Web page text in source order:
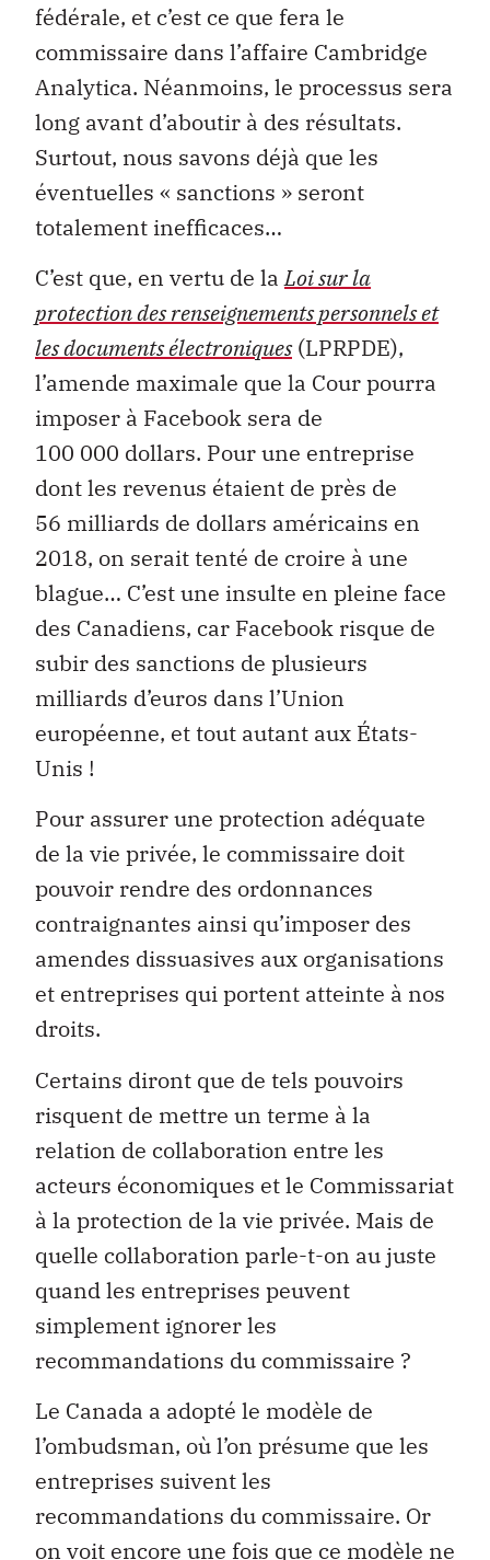
fédérale, et c’est ce que fera le
commissaire dans l’affaire Cambridge
Analytica. Néanmoins, le processus sera
long avant d’aboutir à des résultats.
Surtout, nous savons déjà que les
éventuelles « sanctions » seront
totalement inefficaces…
C’est que, en vertu de laLoi sur la
protection des renseignements personnels et
les documents électroniques(LPRPDE),
l’amende maximale que la Cour pourra
imposer à Facebook sera de
100 000 dollars. Pour une entreprise
dont les revenus étaient de près de
56 milliards de dollars américains en
2018, on serait tenté de croire à une
blague… C’est une insulte en pleine face
des Canadiens, car Facebook risque de
subir des sanctions de plusieurs
milliards d’euros dans l’Union
européenne, et tout autant aux États-
Unis !
Pour assurer une protection adéquate
de la vie privée, le commissaire doit
pouvoir rendre des ordonnances
contraignantes ainsi qu’imposer des
amendes dissuasives aux organisations
et entreprises qui portent atteinte à nos
droits.
Certains diront que de tels pouvoirs
risquent de mettre un terme à la
relation de collaboration entre les
acteurs économiques et le Commissariat
à la protection de la vie privée. Mais de
quelle collaboration parle-t-on au juste
quand les entreprises peuvent
simplement ignorer les
recommandations du commissaire ?
Le Canada a adopté le modèle de
l’ombudsman, où l’on présume que les
entreprises suivent les
recommandations du commissaire. Or
on voit encore une fois que ce modèle ne